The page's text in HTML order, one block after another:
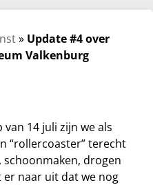
» Update #4 over
Valkenburg
14 juli zijn we als
“rollercoaster” terecht
drogen
er naar uit dat we nog